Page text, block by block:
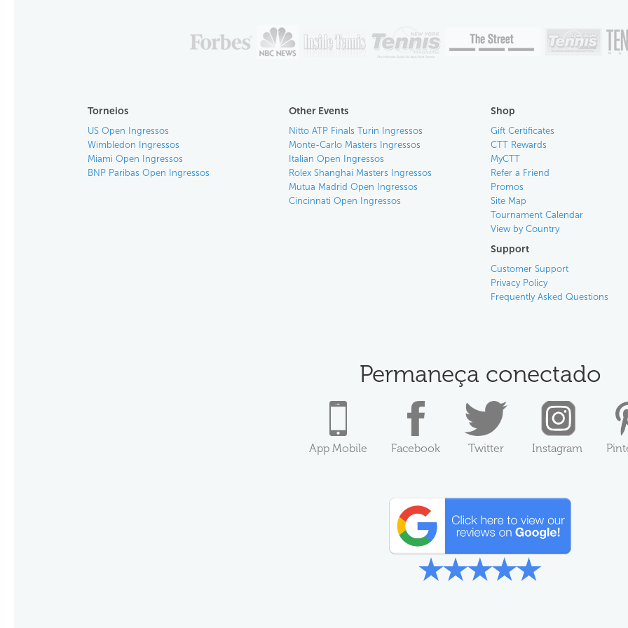
Torneios
US Open Ingressos
Wimbledon Ingressos
Miami Open Ingressos
BNP Paribas Open Ingressos
Other Events
Nitto ATP Finals Turin Ingressos
Monte-Carlo Masters Ingressos
Italian Open Ingressos
Rolex Shanghai Masters Ingressos
Mutua Madrid Open Ingressos
Cincinnati Open Ingressos
Shop
Gift Certificates
CTT Rewards
MyCTT
Refer a Friend
Promos
Site Map
Tournament Calendar
View by Country
Support
Customer Support
Privacy Policy
Frequently Asked Questions
Permaneça conectado
App Mobile Facebook Twitter Instagram